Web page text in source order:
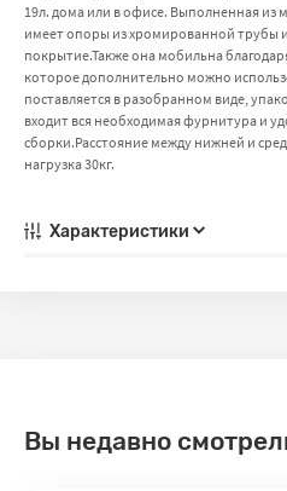
19л. дома или в офисе. Выполненная из
имеет опоры из хромированной трубы
покрытие.Также она мобильна
которое дополнительно можно
поставляется в разобранном виде,
входит вся необходимая фурнитура и
сборки.Расстояние между нижней и
нагрузка 30кг.
Характеристики
Вы недавно